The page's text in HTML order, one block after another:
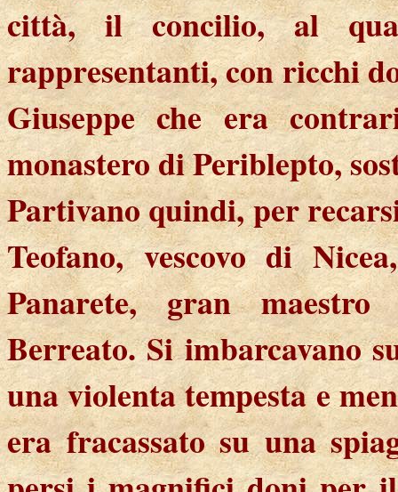
città, il concilio, al
rappresentanti, con ricchi
Giuseppe che era
monastero di Periblepto,
Partivano quindi, per
Teofano, vescovo di
Panarete, gran
Berreato. Si imbarcavano
una violenta tempesta e
era fracassato su una